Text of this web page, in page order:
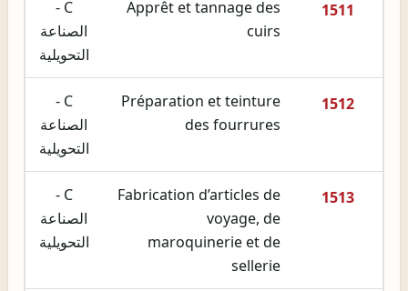
1511
Apprêt et tannage des
cuirs
C -
الصناعة
التحويلية
1512
Préparation et teinture
des fourrures
C -
الصناعة
التحويلية
1513
Fabrication d’articles de
voyage, de
maroquinerie et de
sellerie
C -
الصناعة
التحويلية